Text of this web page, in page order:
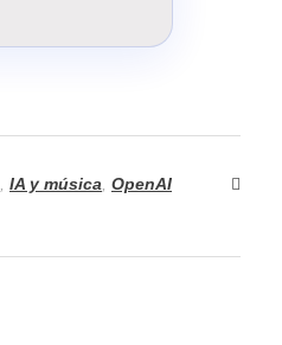
IA y música OpenAI